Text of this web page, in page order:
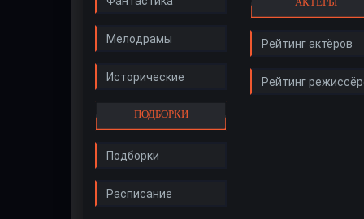
Мелодрамы
Исторические
ПОДБОРКИ
Подборки
Расписание
Рейтинг актёров
Рейтинг